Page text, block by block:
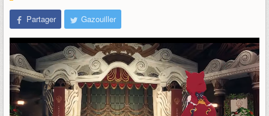
Partager Gazouiller